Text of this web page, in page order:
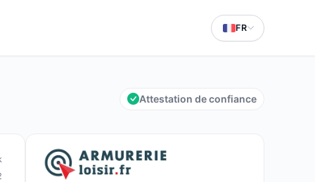
FR
Attestation de confiance